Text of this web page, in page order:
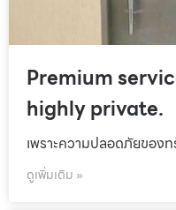
Premium
highly private.
เพราะความปลอดภัยของ
ดูเพิ่มเติม »